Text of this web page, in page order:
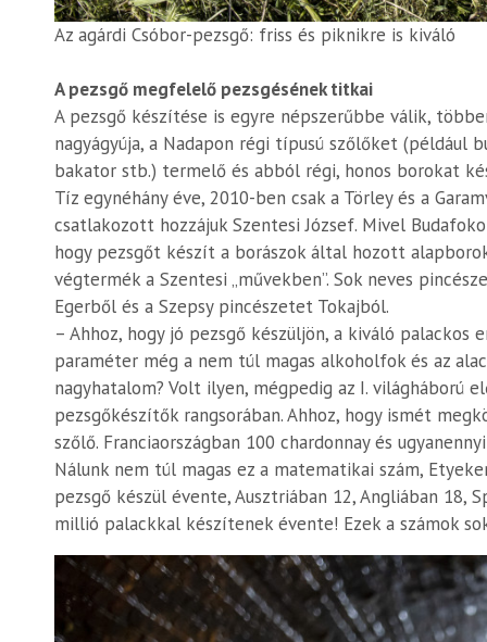
Az agárdi Csóbor-pezsgő: friss és piknikre is kiváló
A pezsgő megfelelő pezsgésének titkai
A pezsgő készítése is egyre népszerűbbe válik,
nagyágyúja, a Nadapon régi típusú szőlőket (például
bakator stb.) termelő és abból régi, honos borokat
Tíz egynéhány éve, 2010-ben csak a Törley és a
csatlakozott hozzájuk Szentesi József. Mivel
hogy pezsgőt készít a borászok által hozott
végtermék a Szentesi „művekben”. Sok neves
Egerből és a Szepsy pincészetet Tokajból.
– Ahhoz, hogy jó pezsgő készüljön, a kiváló
paraméter még a nem túl magas alkoholfok és az
nagyhatalom? Volt ilyen, mégpedig az I. világháború
pezsgőkészítők rangsorában. Ahhoz, hogy ismét
szőlő. Franciaországban 100 chardonnay és
Nálunk nem túl magas ez a matematikai szám,
pezsgő készül évente, Ausztriában 12, Angliában 18,
millió palackkal készítenek évente! Ezek a számok